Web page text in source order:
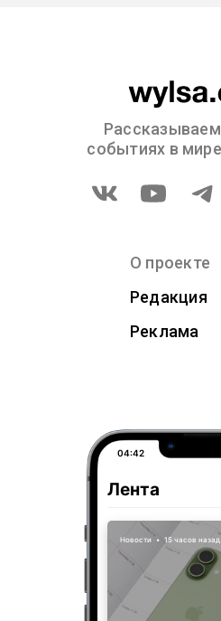
событиях в
О проекте
Редакция
Реклама
04:42
Лента
Новости • 15 часов назад